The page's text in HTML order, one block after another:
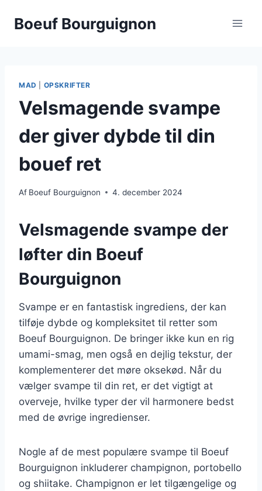
Boeuf Bourguignon
MAD OPSKRIFTER
Velsmagende svampe
der giver dybde til din
bouef ret
Af Boeuf Bourguignon 4. december 2024
Velsmagende svampe der
løfter din Boeuf
Bourguignon
Svampe er en fantastisk ingrediens, der kan
tilføje dybde og kompleksitet til retter som
Boeuf Bourguignon. De bringer ikke kun en rig
umami-smag, men også en dejlig tekstur, der
komplementerer det møre oksekød. Når du
vælger svampe til din ret, er det vigtigt at
overveje, hvilke typer der vil harmonere bedst
med de øvrige ingredienser.
Nogle af de mest populære svampe til Boeuf
Bourguignon inkluderer champignon, portobello
og shiitake. Champignon er let tilgængelige og